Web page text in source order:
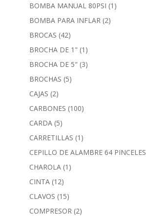
BOMBA MANUAL 80PSI (1)
BOMBA PARA INFLAR (2)
BROCAS (42)
BROCHA DE 1" (1)
BROCHA DE 5" (3)
BROCHAS (5)
CAJAS (2)
CARBONES (100)
CARDA (5)
CARRETILLAS (1)
CEPILLO DE ALAMBRE 64 PINCELES
CHAROLA (1)
CINTA (12)
CLAVOS (15)
COMPRESOR (2)